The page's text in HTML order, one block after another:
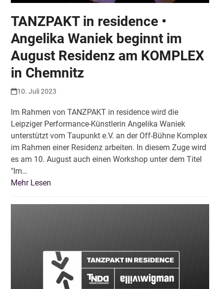
TANZPAKT in residence •
Angelika Waniek beginnt im
August Residenz am KOMPLEX
in Chemnitz
10. Juli 2023
Im Rahmen von TANZPAKT in residence wird die
Leipziger Performance-Künstlerin Angelika Waniek
unterstützt vom Taupunkt e.V. an der Off-Bühne Komplex
im Rahmen einer Residenz arbeiten. In diesem Zuge wird
es am 10. August auch einen Workshop unter dem Titel
"Im…
Mehr Lesen